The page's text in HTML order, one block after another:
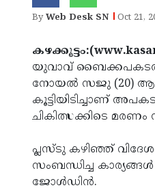
ByWeb Desk SN Oct 21,
യുവാവ്
നോയല്‍ സജു (20) ആണ്
കൂട്ടിയിടിച്ചാണ്
ചികിത്സക്കിടെ
പ്ലസ്ടു കഴിഞ്ഞ്
സംബന്ധിച്ച
ജോള്‍ഡിന്‍.